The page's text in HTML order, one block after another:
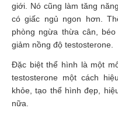
giới. Nó cũng làm tăng
có giấc ngủ ngon hơn.
phòng ngừa thừa cân,
giảm nồng độ testosterone.
Đặc biệt thể hình là một
testosterone một cách
khỏe, tạo thể hình đẹp,
nữa.